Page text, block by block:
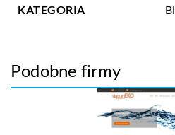
KATEGORIA
Podobne firmy